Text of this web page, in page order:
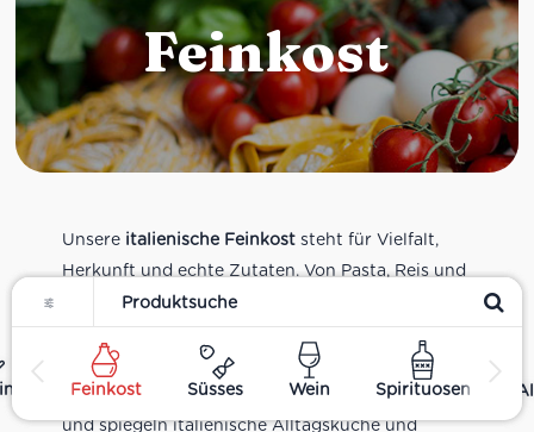
Feinkost Süsses Wein Spirituosen
Feinkost
Unsere italienische Feinkoststeht für Vielfalt,
Herkunft und echte Zutaten. Von Pasta, Reis und
Tomatensaucen über Olivenöl, Antipasti und
Pesto bis zu Balsamico und Spezialitäten aus
verschiedenen Regionen Italiens. Alle Produkte
sind Teil unseres realen Supermarkt-Sortiments
und spiegeln italienische Alltagsküche und